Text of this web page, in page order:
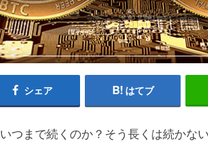
シェア はてブ
つまで続くのか？そう長くは続かな